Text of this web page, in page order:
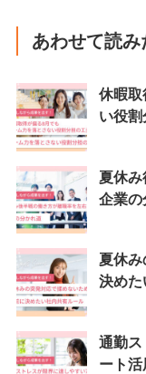
あわせて読み
休暇取
い役
夏休み
企業の
夏休み
決めた
通勤ス
ート